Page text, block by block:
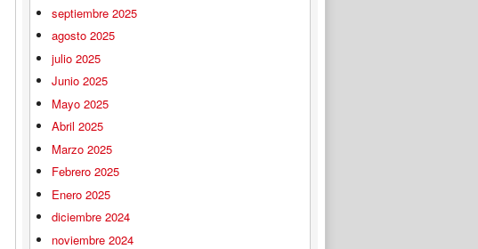
septiembre 2025
agosto 2025
julio 2025
Junio 2025
Mayo 2025
Abril 2025
Marzo 2025
Febrero 2025
Enero 2025
diciembre 2024
noviembre 2024